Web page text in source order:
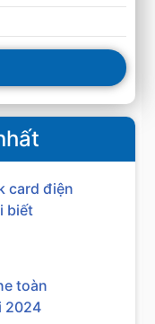
card điện
biết
toàn
2024